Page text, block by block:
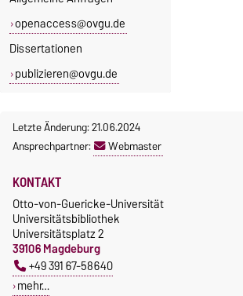
openaccess@ovgu.de
Dissertationen
publizieren@ovgu.de
Letzte Änderung: 21.06.2024
Ansprechpartner:
Webmaster
KONTAKT
Otto-von-Guericke-Universität
Universitätsbibliothek
Universitätsplatz 2
39106 Magdeburg
+49 391 67-58640
mehr…